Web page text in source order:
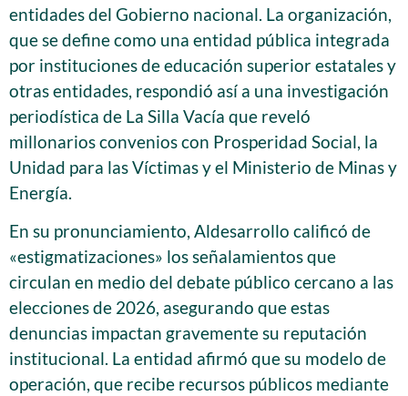
entidades del Gobierno nacional. La organización,
que se define como una entidad pública integrada
por instituciones de educación superior estatales y
otras entidades, respondió así a una investigación
periodística de La Silla Vacía que reveló
millonarios convenios con Prosperidad Social, la
Unidad para las Víctimas y el Ministerio de Minas y
Energía.
En su pronunciamiento, Aldesarrollo calificó de
«estigmatizaciones» los señalamientos que
circulan en medio del debate público cercano a las
elecciones de 2026, asegurando que estas
denuncias impactan gravemente su reputación
institucional. La entidad afirmó que su modelo de
operación, que recibe recursos públicos mediante